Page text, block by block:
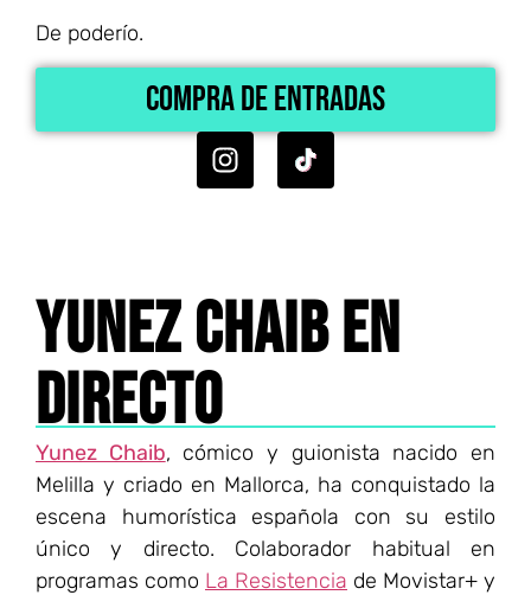
De poderío.
Compra de entradas
YUNEZ CHAIB EN
DIRECTO
Yunez Chaib, cómico y guionista nacido en
Melilla y criado en Mallorca, ha conquistado la
escena humorística española con su estilo
único y directo. Colaborador habitual en
programas como La Resistencia de Movistar+ y